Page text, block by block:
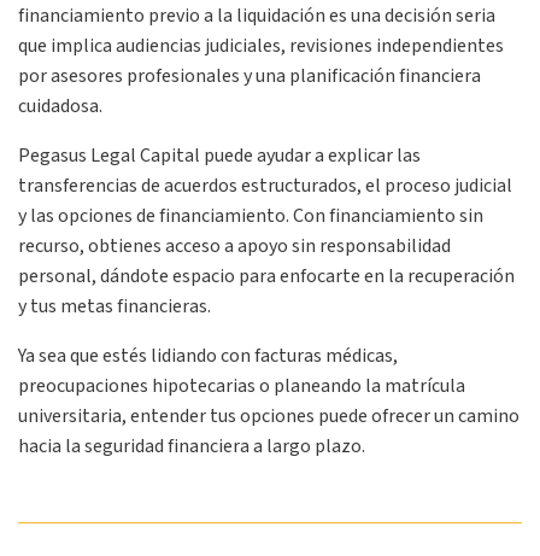
financiamiento previo a la liquidación es una decisión seria
que implica audiencias judiciales, revisiones independientes
por asesores profesionales y una planificación financiera
cuidadosa.
Pegasus Legal Capital puede ayudar a explicar las
transferencias de acuerdos estructurados, el proceso judicial
y las opciones de financiamiento. Con financiamiento sin
recurso, obtienes acceso a apoyo sin responsabilidad
personal, dándote espacio para enfocarte en la recuperación
y tus metas financieras.
Ya sea que estés lidiando con facturas médicas,
preocupaciones hipotecarias o planeando la matrícula
universitaria, entender tus opciones puede ofrecer un camino
hacia la seguridad financiera a largo plazo.